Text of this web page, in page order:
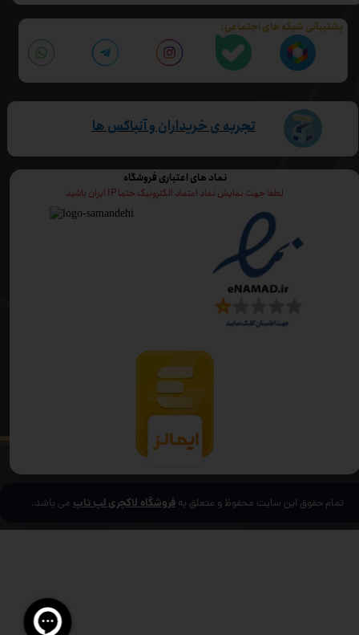
پشتیبانی شبکه های اجتماعی:
تمام حقوق این سایت محفوظ و متعلق به فروشگاه لاکچری لپ تاپ می باشد.
نماد های اعتباری فروشگاه
لطفا جهت نمایش نماد اعتماد الکترونیک حتما IP ایران باشید
تجربه ی خریداران و آنباکس ها